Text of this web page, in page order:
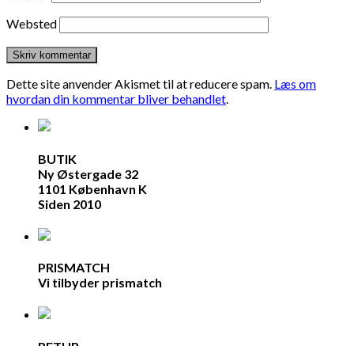
Websted
Dette site anvender Akismet til at reducere spam. Læs om
hvordan din kommentar bliver behandlet.
BUTIK
Ny Østergade 32
1101 København K
Siden 2010
PRISMATCH
Vi tilbyder prismatch